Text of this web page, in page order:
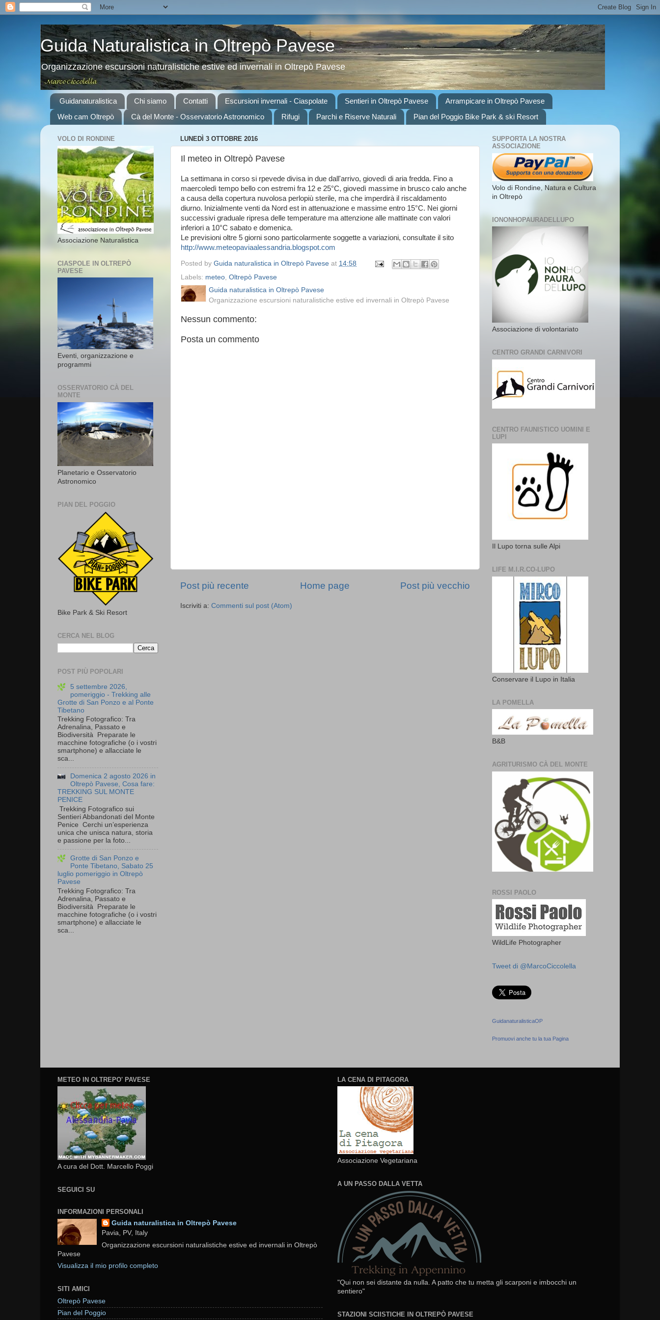
Guida Naturalistica in Oltrepò Pavese
Organizzazione escursioni naturalistiche estive ed invernali in Oltrepò Pavese
Guidanaturalistica Chi siamo Contatti Escursioni invernali - Ciaspolate Sentieri in Oltrepò Pavese
Arrampicare in Oltrepò Pavese
Web cam Oltrepò
Cà del Monte - Osservatorio Astronomico Rifugi Parchi e Riserve Naturali Pian del Poggio Bike Park & ski Resort
LUNEDÌ 3 OTTOBRE 2016
Il meteo in Oltrepò Pavese
La settimana in corso si rpevede divisa in due dall'arrivo, giovedì di aria fredda. Fino a
maercoledì tempo bello con estremi fra 12 e 25°C, giovedì massime in brusco calo anche
a causa della copertura nuvolosa perlopiù sterile, ma che imperdirà il riscaldamento
diurno. Inizialmente venti da Nord est in attenuazione e massime entro 15°C. Nei giorni
successivi graduale ripresa delle temperature ma attenzione alle mattinate con valori
inferiori a 10°C sabato e domenica.
Le previsioni oltre 5 giorni sono particolarmente soggette a variazioni, consultate il sito
http://www.meteopaviaalessandria.blogspot.com
Posted by Guida naturalistica in Oltrepò Pavese at 14:58
Labels: meteo Oltrepò Pavese
Guida naturalistica in Oltrepò Pavese
Organizzazione escursioni naturalistiche estive ed invernali in Oltrepò Pavese
Nessun commento:
Posta un commento
Post più recente Post più vecchio
Home page
Iscriviti a: Commenti sul post (Atom)
VOLO DI RONDINE
Associazione Naturalistica
CIASPOLE IN OLTREPÒ
PAVESE
Eventi, organizzazione e
programmi
OSSERVATORIO CÀ DEL
MONTE
Planetario e Osservatorio
Astronomico
PIAN DEL POGGIO
Bike Park & Ski Resort
CERCA NEL BLOG
POST PIÙ POPOLARI
5 settembre 2026,
pomeriggio - Trekking alle
Grotte di San Ponzo e al Ponte
Tibetano
Trekking Fotografico: Tra
Adrenalina, Passato e
Biodiversità Preparate le
macchine fotografiche (o i vostri
smartphone) e allacciate le
sca...
Domenica 2 agosto 2026 in
Oltrepò Pavese, Cosa fare:
TREKKING SUL MONTE
PENICE
Trekking Fotografico sui
Sentieri Abbandonati del Monte
Penice Cerchi un’esperienza
unica che unisca natura, storia
e passione per la foto...
Grotte di San Ponzo e
Ponte Tibetano, Sabato 25
luglio pomeriggio in Oltrepò
Pavese
Trekking Fotografico: Tra
Adrenalina, Passato e
Biodiversità Preparate le
macchine fotografiche (o i vostri
smartphone) e allacciate le
sca...
SUPPORTA LA NOSTRA
ASSOCIAZIONE
Volo di Rondine, Natura e Cultura
in Oltrepò
IONONHOPAURADELLUPO
Associazione di volontariato
CENTRO GRANDI CARNIVORI
CENTRO FAUNISTICO UOMINI E
LUPI
Il Lupo torna sulle Alpi
LIFE M.I.R.CO-LUPO
Conservare il Lupo in Italia
LA POMELLA
B&B
AGRITURISMO CÀ DEL MONTE
ROSSI PAOLO
WildLife Photographer
Tweet di @MarcoCiccolella
GuidanaturalisticaOP
Promuovi anche tu la tua Pagina
METEO IN OLTREPO' PAVESE
A cura del Dott. Marcello Poggi
SEGUICI SU
INFORMAZIONI PERSONALI
Guida naturalistica in Oltrepò Pavese
Pavia, PV, Italy
Organizzazione escursioni naturalistiche estive ed invernali in Oltrepò
Pavese
Visualizza il mio profilo completo
SITI AMICI
Oltrepò Pavese
Pian del Poggio
LA CENA DI PITAGORA
Associazione Vegetariana
A UN PASSO DALLA VETTA
"Qui non sei distante da nulla. A patto che tu metta gli scarponi e imbocchi un
sentiero"
STAZIONI SCIISTICHE IN OLTREPÒ PAVESE